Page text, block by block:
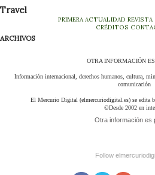
Travel
PRIMERA ACTUALIDAD REVISTA
CRÉDITOS
ARCHIVOS
OTRA INFORMACIÓN
Información internacional, derechos humanos, cultura,
comunicación
El Mercurio Digital (elmercuriodigital.es) se edita
©Desde 2002 en
Otra información es
Follow